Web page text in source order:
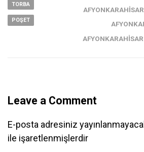
TORBA
POŞET
Leave a Comment
E-posta adresiniz
ile işaretlenmişlerdir